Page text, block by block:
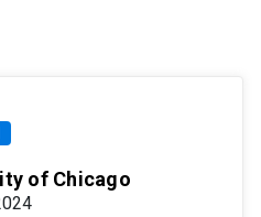
of Chicago